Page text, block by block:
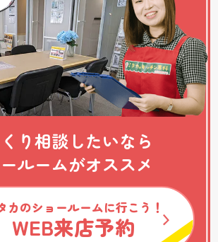
り相談したいなら
ルームがオススメ
カのショールームに行こう！
WEB来店予約